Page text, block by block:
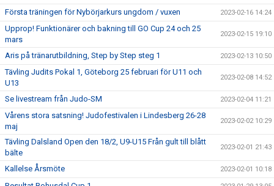
Första träningen för Nybörjarkurs ungdom / vuxen 2023-02-16 14:24
Upprop! Funktionärer och bakning till GO Cup 24 och 25
mars
2023-02-15 19:10
Aris på tränarutbildning, Step by Step steg 1 2023-02-13 10:50
Tävling Judits Pokal 1, Göteborg 25 februari för U11 och
U13
2023-02-08 14:52
Se livestream från Judo-SM 2023-02-04 11:21
Vårens stora satsning! Judofestivalen i Lindesberg 26-28
maj
2023-02-02 10:29
Tävling Dalsland Open den 18/2, U9-U15 Från gult till blått
bälte
2023-02-01 21:43
Kallelse Årsmöte 2023-02-01 10:18